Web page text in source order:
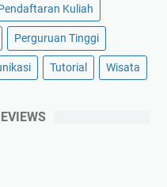
Kuliah
Perguruan Tinggi
Tutorial Wisata